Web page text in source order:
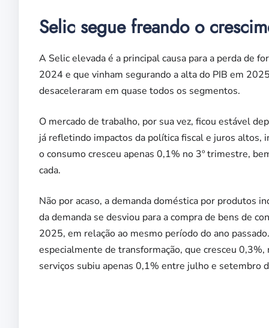
Selic segue freando o
A Selic elevada é a principal causa para a perda de
2024 e que vinham segurando a alta do PIB em
desaceleraram em quase todos os segmentos.
O mercado de trabalho, por sua vez, ficou estável
já refletindo impactos da política fiscal e juros altos,
o consumo cresceu apenas 0,1% no 3º trimestre,
cada.
Não por acaso, a demanda doméstica por produtos
da demanda se desviou para a compra de bens de
2025, em relação ao mesmo período do ano
especialmente de transformação, que cresceu
serviços subiu apenas 0,1% entre julho e setembro